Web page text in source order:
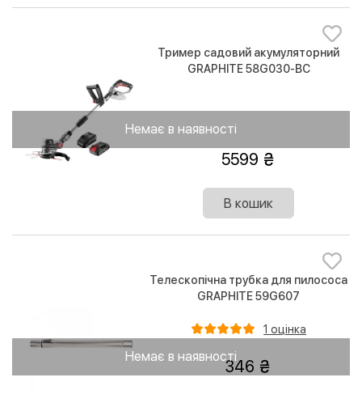
Немає в наявності
Тример садовий акумуляторний
GRAPHITE 58G030-BC
5599
В кошик
Немає в наявності
Телескопічна трубка для пилососа
GRAPHITE 59G607
1 оцінка
346